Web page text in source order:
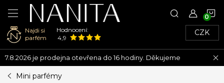
Přejít
na
obsah
Najdi si
parfém
Hodnocení:
4,9
CZK
7.8.2026 je prodejna otevřena do 16 hodiny. Děkujeme
Mini parfémy